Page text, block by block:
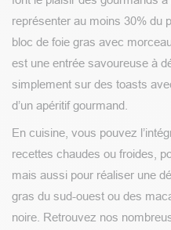
représenter au moins 30% du
bloc de foie gras avec
est une entrée savoureuse à
simplement sur des toasts
d’un apéritif gourmand.
En cuisine, vous pouvez
recettes chaudes ou froides,
mais aussi pour réaliser une
gras du sud-ouest ou des
noire. Retrouvez nos